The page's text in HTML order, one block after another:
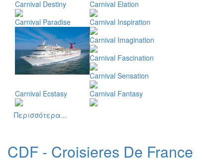
Carnival Destiny
Carnival Elation
Carnival Paradise
Carnival Inspiration
Carnival Imagination
Carnival Fascination
Carnival Sensation
Carnival Ecstasy
Carnival Fantasy
Περισσότερα...
CDF - Croisieres De France